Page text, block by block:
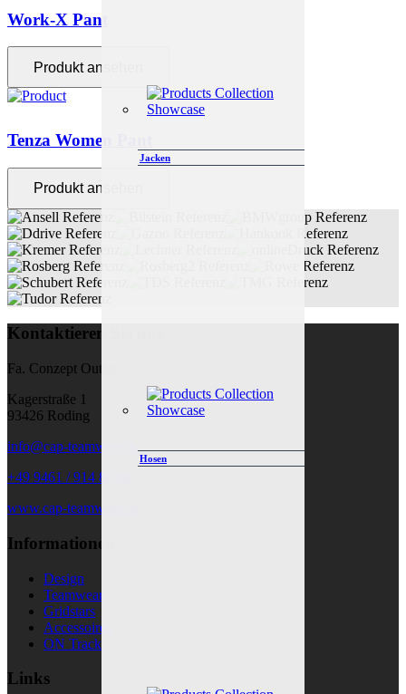
Jacken
Hosen
Work-X Pant
Produkt ansehen
Tenza Women Pant
Produkt ansehen
Kontaktieren Sie uns
Fa. Conzept Outfits
Kagerstraße 1
93426 Roding
info@cap-teamwear.de
+49 9461 / 914 88 60
www.cap-teamwear.de
Informationen
Design
Teamwear
Gridstars
Accessoires
ON Track
Links